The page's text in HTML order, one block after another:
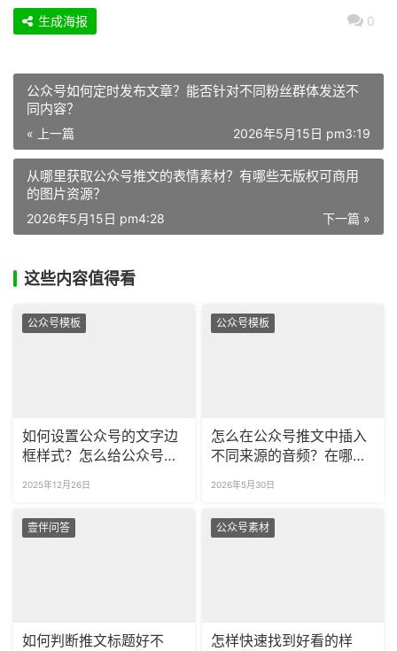
0
生成海报
公众号如何定时发布文章？能否针对不同粉丝群体发送不
同内容？
« 上一篇 2026年5月15日 pm3:19
从哪里获取公众号推文的表情素材？有哪些无版权可商用
的图片资源？
下一篇 »
2026年5月15日 pm4:28
这些内容值得看
公众号模板
如何设置公众号的文字边
框样式？怎么给公众号的
2025年12月26日
公众号模板
怎么在公众号推文中插入
不同来源的音频？在哪找
2026年5月30日
壹伴问答
如何判断推文标题好不
公众号素材
怎样快速找到好看的样